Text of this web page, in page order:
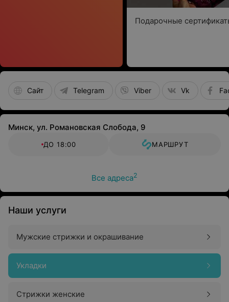
Подарочные
Сайт Telegram Viber Vk
Минск, ул. Романовская Слобода, 9
ДО 18:00 МАРШРУТ
Все адреса2
Наши услуги
Мужские стрижки и окрашивание
Укладки
Стрижки женские